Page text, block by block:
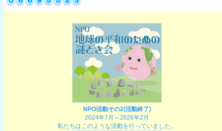
NPO活動その2(活動終了)
2024年7月～2026年2月
私たちはこのような活動を行っていました。